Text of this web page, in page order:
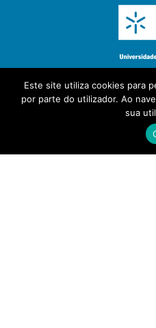
Este site utiliza cookies para
por parte do utilizador. Ao
sua